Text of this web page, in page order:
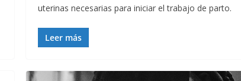
uterinas necesarias para iniciar el trabajo de parto.
Leer más